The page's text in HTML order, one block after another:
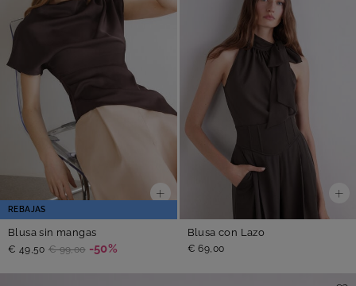
REBAJAS
Blusa sin mangas
€ 49,50 € 99,00 -50%
Blusa con Lazo
€ 69,00